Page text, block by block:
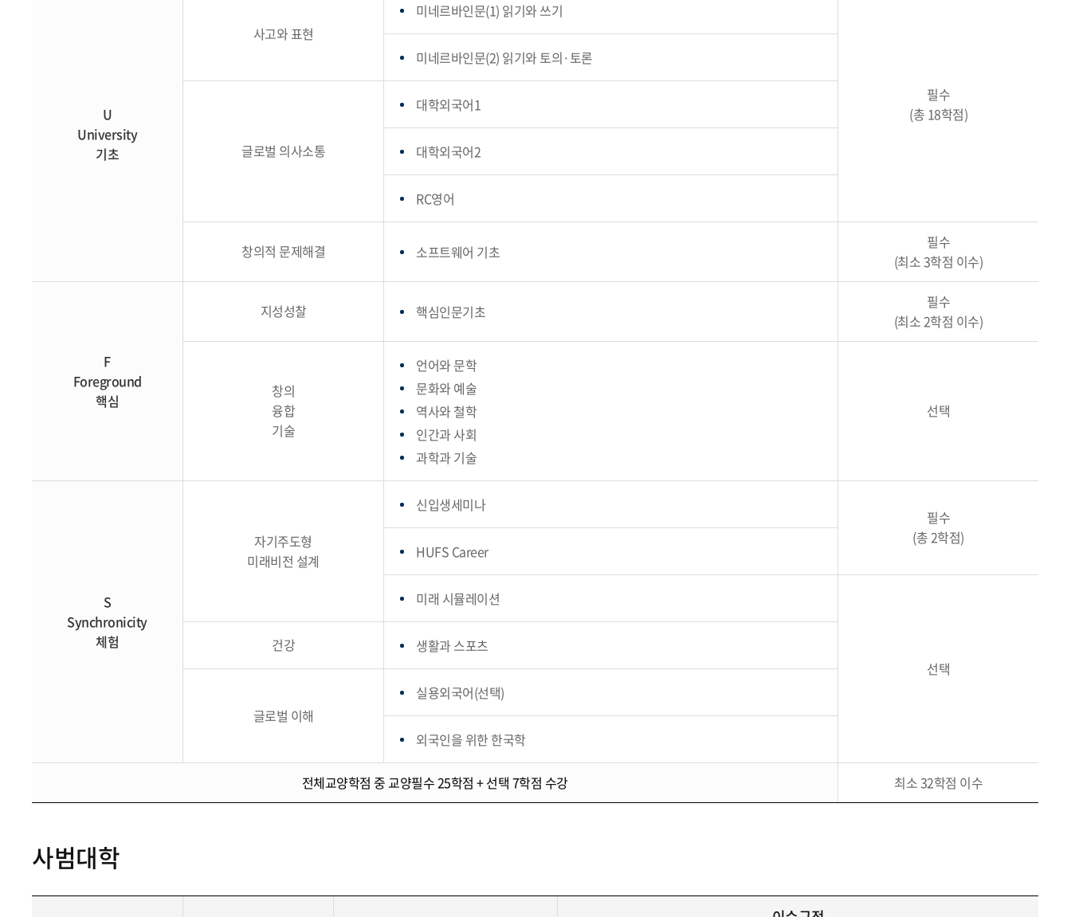
U
University
기초
사고와 표현
미네르바인문(1) 읽기와 쓰기
필수
(총 18학점)
미네르바인문(2) 읽기와 토의·토론
글로벌 의사소통
대학외국어1
대학외국어2
RC영어
창의적 문제해결 소프트웨어 기초
필수
(최소 3학점 이수)
F
Foreground
핵심
지성성찰 핵심인문기초
필수
(최소 2학점 이수)
창의
융합
기술
언어와 문학
문화와 예술
역사와 철학
인간과 사회
과학과 기술
선택
S
Synchronicity
체험
자기주도형
미래비전 설계
신입생세미나
필수
(총 2학점)
HUFS Career
미래 시뮬레이션
선택
건강 생활과 스포츠
글로벌 이해
실용외국어(선택)
외국인을 위한 한국학
전체교양학점 중 교양필수 25학점 + 선택 7학점 수강 최소 32학점 이수
사범대학